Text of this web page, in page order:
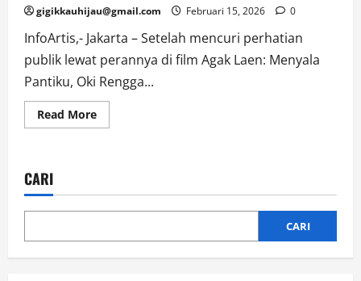
gigikkauhijau@gmail.com Februari 15, 2026 0
InfoArtis,- Jakarta – Setelah mencuri perhatian
publik lewat perannya di film Agak Laen: Menyala
Pantiku, Oki Rengga...
Read MoreRead
more
Tantangan
Oki
CARI
CARI